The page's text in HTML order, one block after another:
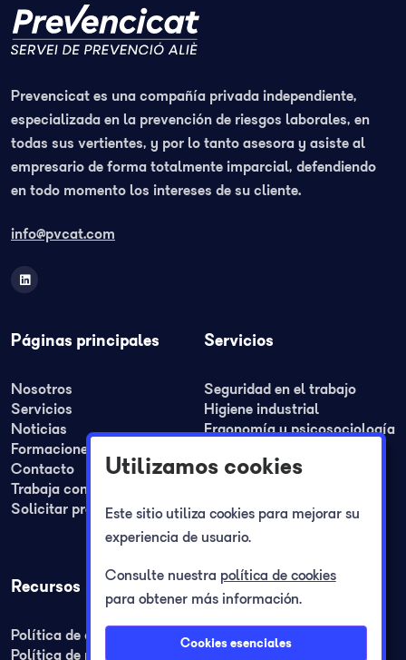
Prevencicat es una compañía privada independiente,
especializada en la prevención de riesgos laborales, en
todas sus vertientes, y por lo tanto asesora y asiste al
empresario de forma totalmente imparcial, defendiendo
en todo momento los intereses de su cliente.
info@pvcat.com
Páginas principales
Nosotros
Servicios
Noticias
Formaciones
Contacto
Trabaja con nosotros
Solicitar presupuesto
Servicios
Seguridad en el trabajo
Higiene industrial
Ergonomía y psicosociología
Formación
Planes de autoprotección
Registro jornada laboral
Recursos
Política de cookies
Política de privacidad
Utilizamos cookies
Este sitio utiliza cookies para mejorar su
experiencia de usuario.
Consulte nuestra política de cookies
para obtener más información.
Cookies esenciales